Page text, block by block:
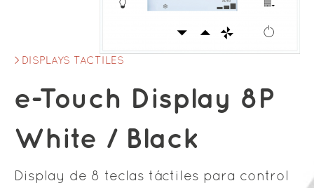
DISPLAYS TACTILES
e-Touch Display 8P
White / Black
Display de 8 teclas táctiles para control